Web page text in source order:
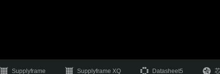
Supplyframe Supplyframe XQ Datasheet5